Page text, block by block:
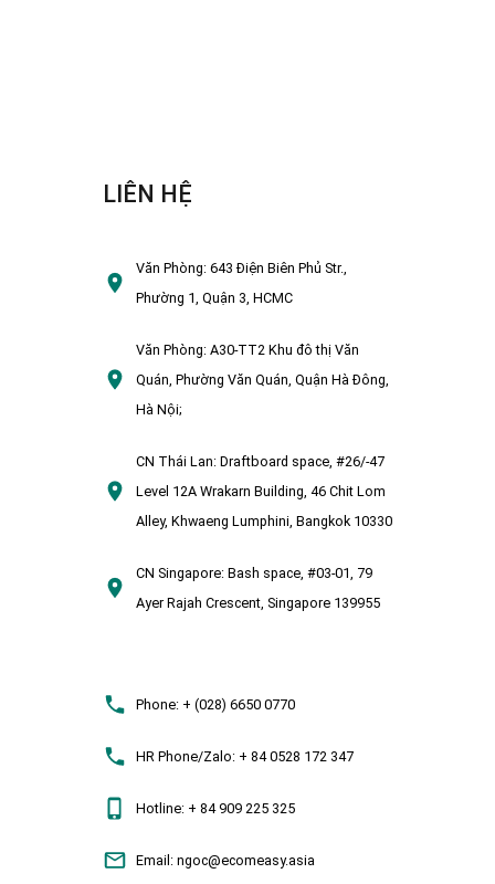
LIÊN HỆ
Văn Phòng:643 Điện Biên Phủ Str.,
Phường 1, Quận 3, HCMC
Văn Phòng:A30-TT2 Khu đô thị Văn
Quán, Phường Văn Quán, Quận Hà Đông,
Hà Nội;
CN Thái Lan: Draftboard space, #26/-47
Level 12A Wrakarn Building, 46 Chit Lom
Alley, Khwaeng Lumphini, Bangkok 10330
CN Singapore: Bash space, #03-01, 79
Ayer Rajah Crescent, Singapore 139955
Phone:+ (028) 6650 0770
HR Phone/Zalo:+ 84 0528 172 347
Hotline:+ 84 909 225 325
Email: ngoc@ecomeasy.asia